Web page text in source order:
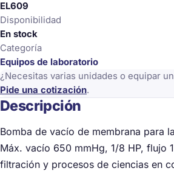
mmHg
1/8
Hp
-
Flujo
17-
litros/min
cantidad
EL609
Disponibilidad
En stock
Categoría
Equipos de laboratorio
¿Necesitas varias unidades o equipar
Pide una cotización.
Descripción
Bomba de vacío de membrana para
Máx. vacío 650 mmHg, 1/8 HP, flujo
filtración y procesos de ciencias en